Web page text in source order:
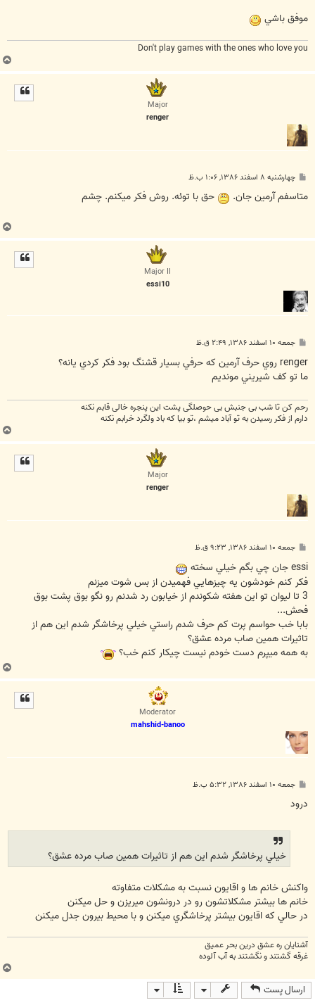
موفق باشي
Don't play games with the ones who love you
ب
ا
Major
renger
پ
ت
چهارشنبه ۸ اسفند ۱۳۸۶, ۱:۰۶ ب.ظ
متاسفم آرمين جان. حق با توئه. روش فکر ميکنم. چشم
ب
ا
Major II
essi10
پ
ت
جمعه ۱۰ اسفند ۱۳۸۶, ۲:۴۹ ق.ظ
renger روي حرف آرمين كه حرفي بسيار قشنگ بود فكر كردي يانه؟
ما تو كف شيريني مونديم
رحم کن تا شب بی جنبش بی حوصلگی پشت این پنجره خالی قابم نکنه
دارم از فکر رسیدن به تو آباد میشم ،تو بیا که باد ولگرد خرابم نکنه
ب
ا
Major
renger
پ
ت
جمعه ۱۰ اسفند ۱۳۸۶, ۹:۲۳ ق.ظ
essi جان چي بگم خيلي سخته
فکر کنم خودشون يه چيزهايي فهميدن از بس شوت ميزنم
3 تا ليوان تو اين هفته شکوندم از خيابون رد شدنم رو نگو بوق پشت بوق
فحش...
بابا خب حواسم پرت کم حرف شدم راستي خيلي پرخاشگر شدم اين هم از
تاثيرات همين صاب مرده عشق؟
به همه ميپرم دست خودم نيست چيکار کنم خب؟
ب
ا
Moderator
mahshid-banoo
پ
ت
جمعه ۱۰ اسفند ۱۳۸۶, ۵:۳۲ ب.ظ
درود
خيلي پرخاشگر شدم اين هم از تاثيرات همين صاب مرده عشق؟
واکنش خانم ها و اقايون نسبت به مشکلات متفاوته
خانم ها بيشتر مشکلاتشون رو در درونشون ميريزن و حل ميکنن
در حالي که اقايون بيشتر پرخاشگري ميکنن و با محيط بيرون جدل ميکنن
آشنایان ره عشق درین بحر عمیق
غرقه گشتند و نگشتند به آب آلوده
ب
ا
ارسال پست